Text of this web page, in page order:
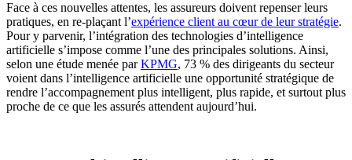
Face à ces nouvelles attentes, les assureurs doivent repenser leurs
pratiques, en re-plaçant l’expérience client au cœur de leur stratégie.
Pour y parvenir, l’intégration des technologies d’intelligence
artificielle s’impose comme l’une des principales solutions. Ainsi,
selon une étude menée parKPMG, 73 % des dirigeants du secteur
voient dans l’intelligence artificielle une opportunité stratégique de
rendre l’accompagnement plus intelligent, plus rapide, et surtout plus
proche de ce que les assurés attendent aujourd’hui.